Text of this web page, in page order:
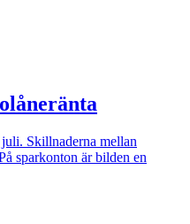
Skillnaderna mellan
sparkonton är bilden en